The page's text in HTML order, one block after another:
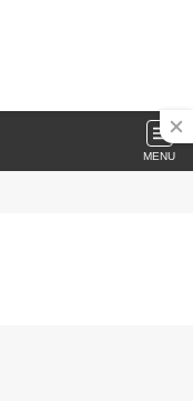
MENU